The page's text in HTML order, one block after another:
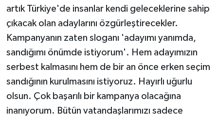
artık Türkiye'de insanlar kendi geleceklerine sahip
çıkacak olan adaylarını özgürleştirecekler.
Kampanyanın zaten sloganı 'adayımı yanımda,
sandığımı önümde istiyorum'. Hem adayımızın
serbest kalmasını hem de bir an önce erken seçim
sandığının kurulmasını istiyoruz. Hayırlı uğurlu
olsun. Çok başarılı bir kampanya olacağına
inanıyorum. Bütün vatandaşlarımızı sadece